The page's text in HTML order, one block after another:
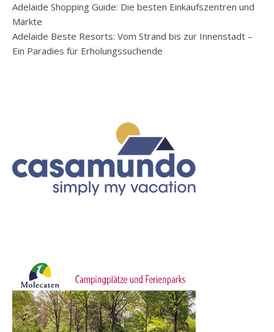
Adelaide Shopping Guide: Die besten Einkaufszentren und
Märkte
Adelaide Beste Resorts: Vom Strand bis zur Innenstadt –
Ein Paradies für Erholungssuchende